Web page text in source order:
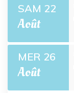
SAM 22
Août
MER 26
Août